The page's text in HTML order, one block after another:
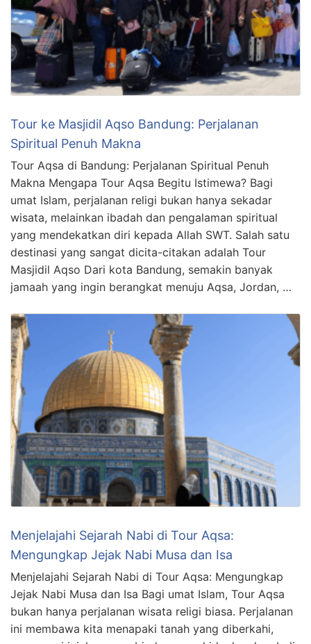
Tour ke Masjidil Aqso Bandung: Perjalanan
Spiritual Penuh Makna
Tour Aqsa di Bandung: Perjalanan Spiritual Penuh
Makna Mengapa Tour Aqsa Begitu Istimewa? Bagi
umat Islam, perjalanan religi bukan hanya sekadar
wisata, melainkan ibadah dan pengalaman spiritual
yang mendekatkan diri kepada Allah SWT. Salah satu
destinasi yang sangat dicita-citakan adalah Tour
Masjidil Aqso Dari kota Bandung, semakin banyak
jamaah yang ingin berangkat menuju Aqsa, Jordan, …
Menjelajahi Sejarah Nabi di Tour Aqsa:
Mengungkap Jejak Nabi Musa dan Isa
Menjelajahi Sejarah Nabi di Tour Aqsa: Mengungkap
Jejak Nabi Musa dan Isa Bagi umat Islam, Tour Aqsa
bukan hanya perjalanan wisata religi biasa. Perjalanan
ini membawa kita menapaki tanah yang diberkahi,